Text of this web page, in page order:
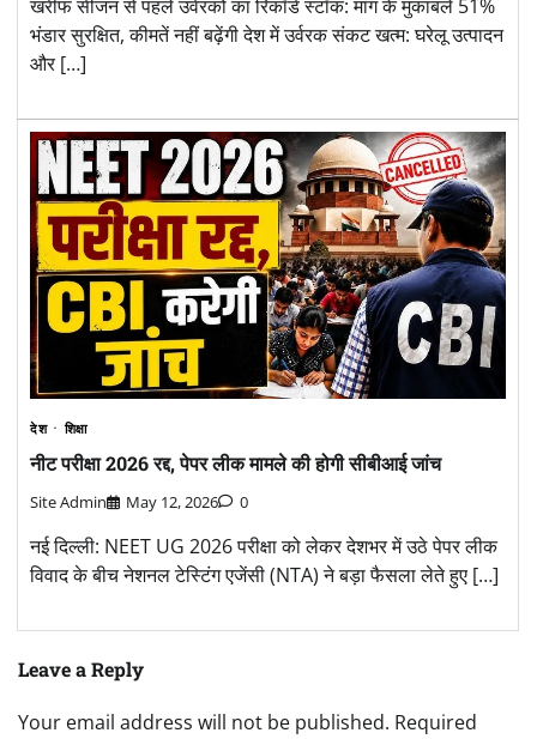
खरीफ सीजन से पहले उर्वरकों का रिकॉर्ड स्टॉक: मांग के मुकाबले 51%
भंडार सुरक्षित, कीमतें नहीं बढ़ेंगी देश में उर्वरक संकट खत्म: घरेलू उत्पादन
और […]
देश शिक्षा
नीट परीक्षा 2026 रद्द, पेपर लीक मामले की होगी सीबीआई जांच
Site Admin May 12, 2026 0
नई दिल्ली: NEET UG 2026 परीक्षा को लेकर देशभर में उठे पेपर लीक
विवाद के बीच नेशनल टेस्टिंग एजेंसी (NTA) ने बड़ा फैसला लेते हुए […]
Leave a Reply
Your email address will not be published. Required